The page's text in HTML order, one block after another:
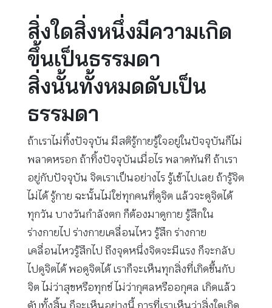
สิ่งใดสิ่งหนึ่งมีความเกิด
ขึ้นเป็นธรรมดา
สิ่งนั้นทั้งหมดดับเป็น
ธรรมดา
ถ้าเราไม่ทิ้งปัจจุบัน มีสติรู้กายรู้ใจอยู่ในปัจจุบันก็ไม่
พลาดหรอก ถ้าทิ้งปัจจุบันเมื่อไร พลาดทันที ถ้าเรา
อยู่กับปัจจุบัน จิตเราเป็นอย่างไร รู้เข้าไปเลย ถ้ารู้จิต
ไม่ได้ รู้กาย ฉะนั้นไม่ใช่ทุกคนที่ดูจิต แล้วจะดูจิตได้
ทุกวัน บางวันกำลังตก ก็ต้องมาดูกาย รู้สึกใน
ร่างกายไป ร่างกายเคลื่อนไหว รู้สึก ร่างกาย
เคลื่อนไหวรู้สึกไป ถึงจุดหนึ่งจิตจะมีแรง ก็จะกลับ
ไปดูจิตได้ พอดูจิตได้ เราก็จะเห็นทุกสิ่งที่เกิดขึ้นกับ
จิต ไม่ว่าสุขหรือทุกข์ ไม่ว่ากุศลหรืออกุศล เกิดแล้ว
ดับทั้งสิ้น ก็จะเห็นอย่างนี้ การที่เราเห็นว่าสิ่งใดเกิด